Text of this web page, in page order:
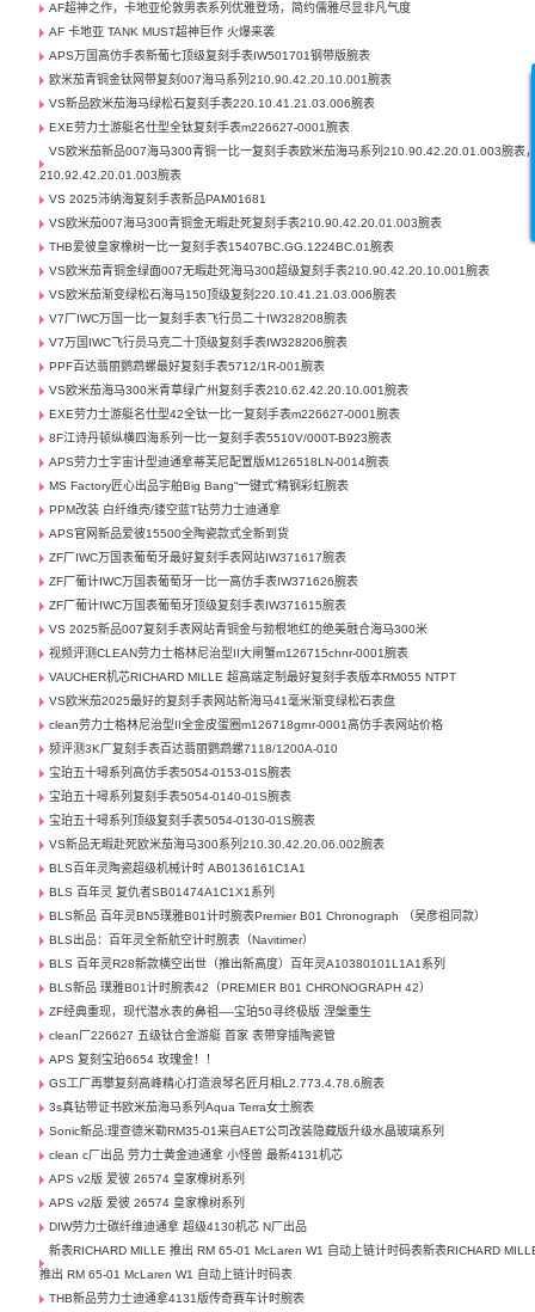
AF超神之作，卡地亚伦敦男表系列优雅登场，简约儒雅尽显非凡气度
AF 卡地亚 TANK MUST超神巨作 火爆来袭
APS万国高仿手表新葡七顶级复刻手表IW501701钢带版腕表
欧米茄青铜金钛网带复刻007海马系列210.90.42.20.10.001腕表
VS新品欧米茄海马绿松石复刻手表220.10.41.21.03.006腕表
EXE劳力士游艇名仕型全钛复刻手表m226627-0001腕表
VS欧米茄新品007海马300青铜一比一复刻手表欧米茄海马系列210.90.42.20.01.003腕表
210.92.42.20.01.003腕表
VS 2025沛纳海复刻手表新品PAM01681
VS欧米茄007海马300青铜金无暇赴死复刻手表210.90.42.20.01.003腕表
THB爱彼皇家橡树一比一复刻手表15407BC.GG.1224BC.01腕表
VS欧米茄青铜金绿面007无暇赴死海马300超级复刻手表210.90.42.20.10.001腕表
VS欧米茄渐变绿松石海马150顶级复刻220.10.41.21.03.006腕表
V7厂IWC万国一比一复刻手表飞行员二十IW328208腕表
V7万国IWC飞行员马克二十顶级复刻手表IW328206腕表
PPF百达翡丽鹦鹉螺最好复刻手表5712/1R-001腕表
VS欧米茄海马300米青草绿广州复刻手表210.62.42.20.10.001腕表
EXE劳力士游艇名仕型42全钛一比一复刻手表m226627-0001腕表
8F江诗丹顿纵横四海系列一比一复刻手表5510V/000T-B923腕表
APS劳力士宇宙计型迪通拿蒂芙尼配置版M126518LN-0014腕表
MS Factory匠心出品宇舶Big Bang“一键式”精钢彩虹腕表
PPM改装 白纤维壳/镂空蓝T钻劳力士迪通拿
APS官网新品爱彼15500全陶瓷款式全新到货
ZF厂IWC万国表葡萄牙最好复刻手表网站IW371617腕表
ZF厂葡计IWC万国表葡萄牙一比一高仿手表IW371626腕表
ZF厂葡计IWC万国表葡萄牙顶级复刻手表IW371615腕表
VS 2025新品007复刻手表网站青铜金与勃根地红的绝美融合海马300米
视频评测CLEAN劳力士格林尼治型II大闸蟹m126715chnr-0001腕表
VAUCHER机芯RICHARD MILLE 超高端定制最好复刻手表版本RM055 NTPT
VS欧米茄2025最好的复刻手表网站新海马41毫米渐变绿松石表盘
clean劳力士格林尼治型II全金皮蛋圈m126718grnr-0001高仿手表网站价格
频评测3K厂复刻手表百达翡丽鹦鹉螺7118/1200A-010
宝珀五十噚系列高仿手表5054-0153-01S腕表
宝珀五十噚系列复刻手表5054-0140-01S腕表
宝珀五十噚系列顶级复刻手表5054-0130-01S腕表
VS新品无暇赴死欧米茄海马300系列210.30.42.20.06.002腕表
BLS百年灵陶瓷超级机械计时 AB0136161C1A1
BLS 百年灵 复仇者SB01474A1C1X1系列
BLS新品 百年灵BN5璞雅B01计时腕表Premier B01 Chronograph （吴彦祖同款）
BLS出品：百年灵全新航空计时腕表（Navitimer）
BLS 百年灵R28新款横空出世（推出新高度）百年灵A10380101L1A1系列
BLS新品 璞雅B01计时腕表42（PREMIER B01 CHRONOGRAPH 42）
ZF经典重现，现代潜水表的鼻祖—-宝珀50寻终极版 涅槃重生
clean厂226627 五级钛合金游艇 首家 表带穿插陶瓷管
APS 复刻宝珀6654 玫瑰金！！
GS工厂再攀复刻高峰精心打造浪琴名匠月相L2.773.4.78.6腕表
3s真钻带证书欧米茄海马系列Aqua Terra女士腕表
Sonic新品:理查德米勒RM35-01来自AET公司改装隐藏版升级水晶玻璃系列
clean c厂出品 劳力士黄金迪通拿 小怪兽 最新4131机芯
APS v2版 爱彼 26574 皇家橡树系列
APS v2版 爱彼 26574 皇家橡树系列
DIW劳力士碳纤维迪通拿 超级4130机芯 N厂出品
新表RICHARD MILLE 推出 RM 65-01 McLaren W1 自动上链计时码表新表RICHARD
推出 RM 65-01 McLaren W1 自动上链计时码表
THB新品劳力士迪通拿4131版传奇赛车计时腕表